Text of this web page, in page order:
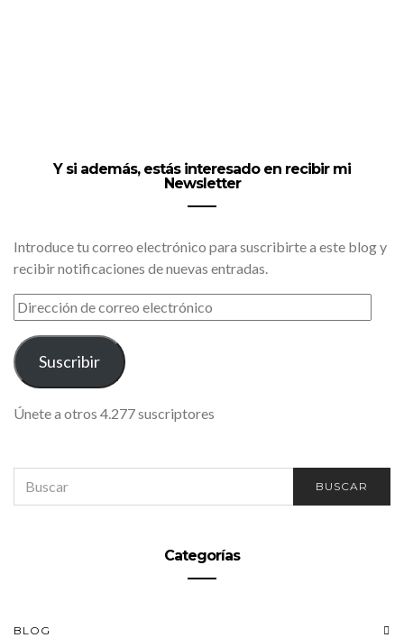
Y si además, estás interesado en recibir mi
Newsletter
Introduce tu correo electrónico para suscribirte a este blog y
recibir notificaciones de nuevas entradas.
DIRECCIÓN
DE
CORREO
ELECTRÓNICO
Suscribir
Únete a otros 4.277 suscriptores
FOR:
BUSCAR
Categorías
BLOG